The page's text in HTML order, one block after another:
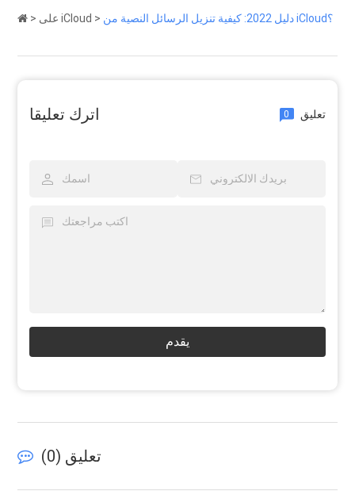
> على iCloud > دليل 2022: كيفية تنزيل الرسائل النصية من iCloud؟
اترك تعليقا 0 تعليق
يقدم
تعليق ( 0
)